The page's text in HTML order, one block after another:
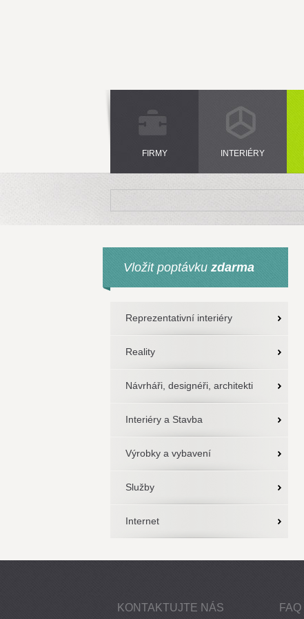
FIRMY INTERIÉRY
Vložit poptávku zdarma
Reprezentativní interiéry
Reality
Návrháři, designéři, architekti
Interiéry a Stavba
Výrobky a vybavení
Služby
Internet
KONTAKTUJTE NÁS FAQ